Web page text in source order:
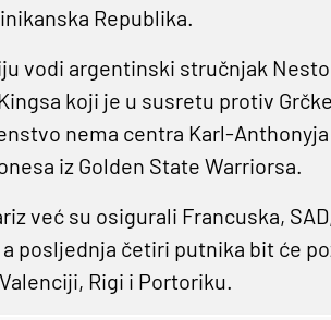
Republika.
vodi argentinski stručnjak
koji je u susretu protiv
nema centra Karl-
iz Golden State Warriorsa.
već su osigurali Francuska,
posljednja četiri putnika bit će
Rigi i Portoriku.